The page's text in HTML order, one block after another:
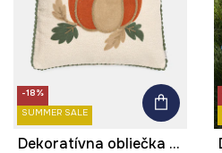
-18%
SUMMER SALE
Dekoratívna obliečka na vankúš s ozdobnou aplikáciou